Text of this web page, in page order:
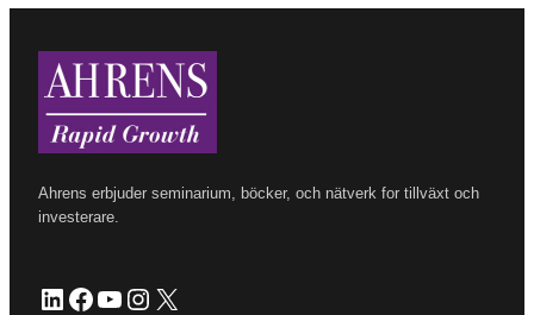
Ahrens erbjuder seminarium, böcker, och nätverk for tillväxt och
investerare.
LinkedIn
Facebook
YouTube
Instagram
X